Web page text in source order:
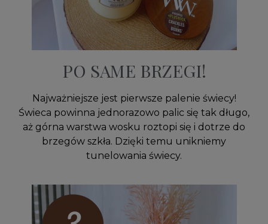
PO SAME BRZEGI!
Najważniejsze jest pierwsze palenie świecy!
Świeca powinna jednorazowo palic się tak długo,
aż górna warstwa wosku roztopi się i dotrze do
brzegów szkła. Dzięki temu unikniemy
tunelowania świecy.